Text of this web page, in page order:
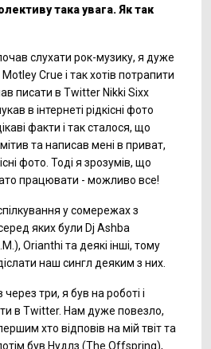
така увага. Як так
слухати рок-музику, я дуже
Crue і так хотів потрапити
писати в Twitter Nikki Sixx
в інтернеті рідкісні фото
факти і так сталося, що
та написав мені в приват,
фото. Тоді я зрозумів, що
працювати - можливо все!
у сомережах з
яких були Dj Ashba
Orianthi та деякі інші, тому
наш сингл деяким з них.
через три, я був на роботі і
в Twitter. Нам дуже повезло,
хто відповів на мій твіт та
був Нудлз (The Offspring),